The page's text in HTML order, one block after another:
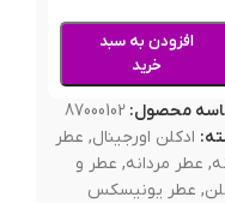
افزودن به سبد
خرید
محصول: 87000102
ادکلن اورجینال, عطر
, عطر مردانه, عطر و
, عطر یونیسکس